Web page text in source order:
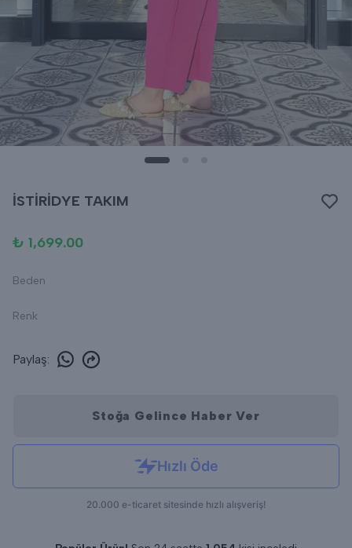
İSTİRİDYE TAKIM
₺ 1,699.00
Beden
Renk
Paylaş:
Stoğa Gelince Haber Ver